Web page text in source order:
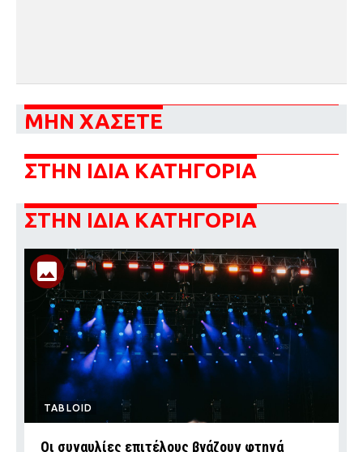
ΜΗΝ ΧΑΣΕΤΕ
ΣΤΗΝ ΙΔΙΑ ΚΑΤΗΓΟΡΙΑ
ΣΤΗΝ ΙΔΙΑ ΚΑΤΗΓΟΡΙΑ
TABLOID
Οι συναυλίες επιτέλους βγάζουν φτηνά